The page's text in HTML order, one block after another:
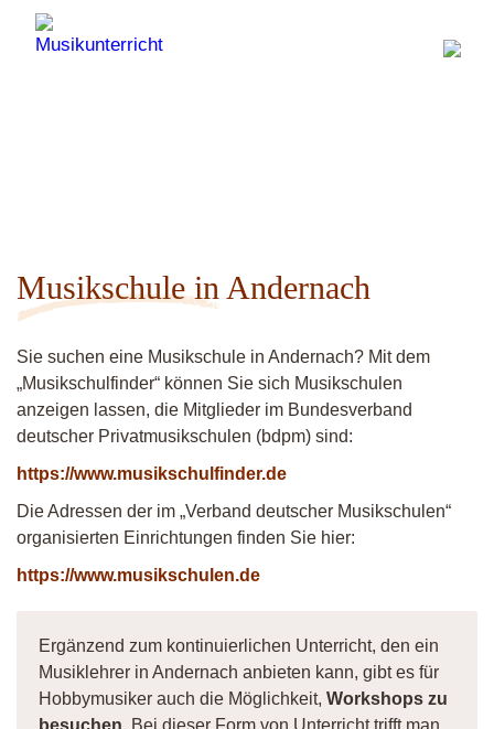
Musikschule in Andernach
Sie suchen eine Musikschule in Andernach? Mit dem
„Musikschulfinder“ können Sie sich Musikschulen
anzeigen lassen, die Mitglieder im Bundesverband
deutscher Privatmusikschulen (bdpm) sind:
https://www.musikschulfinder.de
Die Adressen der im „Verband deutscher Musikschulen“
organisierten Einrichtungen finden Sie hier:
https://www.musikschulen.de
Ergänzend zum kontinuierlichen Unterricht, den ein
Musiklehrer in Andernach anbieten kann, gibt es für
Hobbymusiker auch die Möglichkeit, Workshops zu
besuchen. Bei dieser Form von Unterricht trifft man